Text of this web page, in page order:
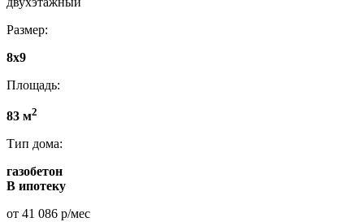
Размер:
8x9
Площадь:
83 м2
Тип дома:
газобетон
В ипотеку
от 41 086 р/мес